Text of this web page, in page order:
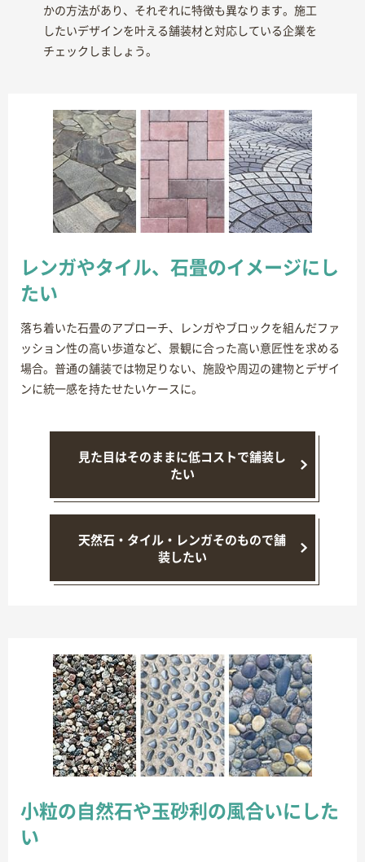
かの方法があり、それぞれに特徴も異なります。施工
したいデザインを叶える舗装材と対応している企業を
チェックしましょう。
レンガやタイル、石畳のイメージにし
たい
落ち着いた石畳のアプローチ、レンガやブロックを組んだファ
ッション性の高い歩道など、景観に合った高い意匠性を求める
場合。普通の舗装では物足りない、施設や周辺の建物とデザイ
ンに統一感を持たせたいケースに。
見た目はそのままに低コストで舗装し
たい
天然石・タイル・レンガそのもので舗
装したい
小粒の自然石や玉砂利の風合いにした
い